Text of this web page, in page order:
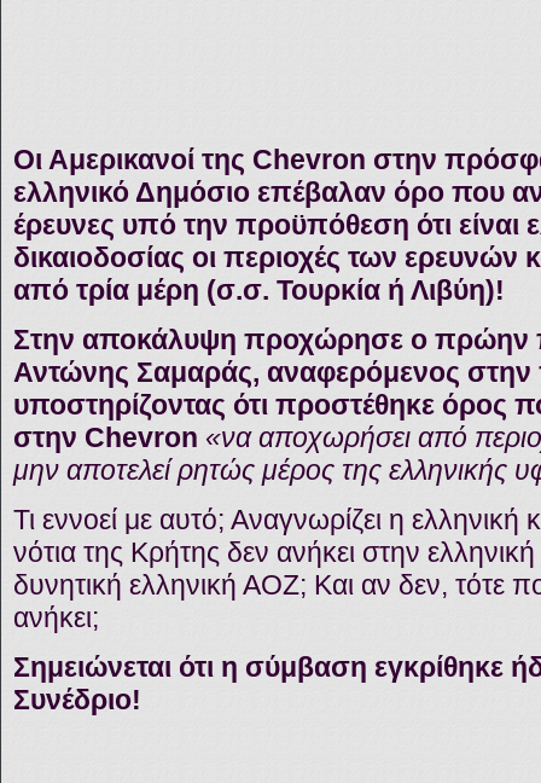
Οι Αμερικανοί της Chevron στην
ελληνικό Δημόσιο επέβαλαν όρο που
έρευνες υπό την προϋπόθεση ότι είναι
δικαιοδοσίας οι περιοχές των ερευνών
από τρία μέρη (σ.σ. Τουρκία ή Λιβύη)!
Στην αποκάλυψη προχώρησε ο πρώην
Αντώνης Σαμαράς, αναφερόμενος
υποστηρίζοντας ότι προστέθηκε όρος
στην Chevron «να αποχωρήσει από
μην αποτελεί ρητώς μέρος της ελληνικής
Τι εννοεί με αυτό; Αναγνωρίζει η ελληνική
νότια της Κρήτης δεν ανήκει στην
δυνητική ελληνική ΑΟΖ; Και αν δεν, τότε
ανήκει;
Σημειώνεται ότι η σύμβαση εγκρίθηκε
Συνέδριο!